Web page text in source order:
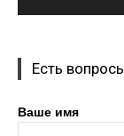
Есть
Ваше имя